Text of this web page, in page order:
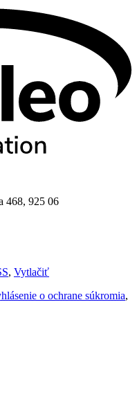
468, 925 06
, Vytlačiť
o ochrane súkromia,